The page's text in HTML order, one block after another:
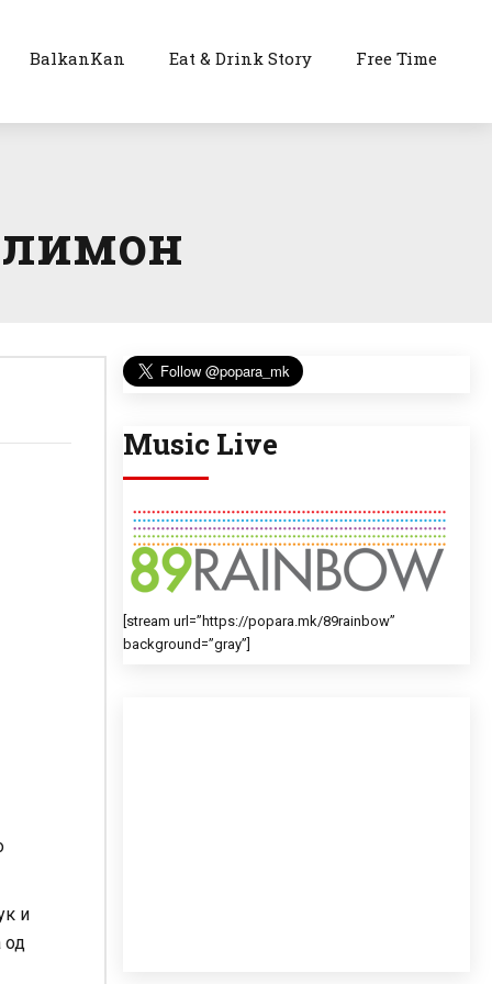
BalkanKan Eat & Drink Story Free Time
лимон
и
од
Music Live
[stream url=”https://popara.mk/89rainbow”
background=”gray”]